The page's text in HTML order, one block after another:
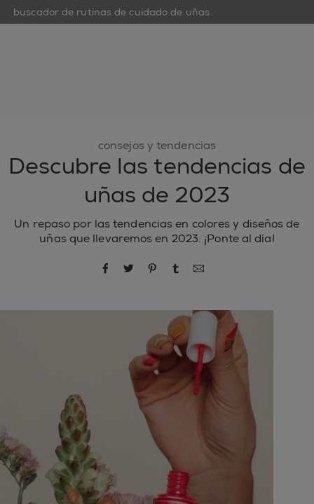
buscador de rutinas de cuidado de uñas
consejos y tendencias
Descubre las tendencias de
uñas de 2023
Un repaso por las tendencias en colores y diseños de
uñas que llevaremos en 2023. ¡Ponte al día!
compartir por Facebook
compartir por Twitter
compartir por Pinterest
compartir por Tumblr
compartir por